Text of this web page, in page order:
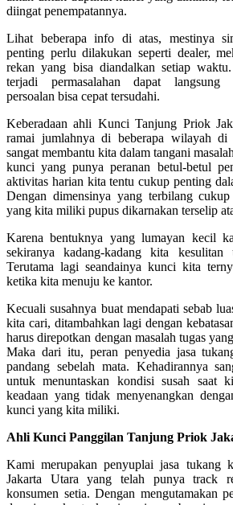
diingat penempatannya.
Lihat beberapa info di atas, mestinya
penting perlu dilakukan seperti dealer,
rekan yang bisa diandalkan setiap
terjadi permasalahan dapat langsung
persoalan bisa cepat tersudahi.
Keberadaan ahli Kunci Tanjung Priok
ramai jumlahnya di beberapa wilayah di
sangat membantu kita dalam tangani
kunci yang punya peranan betul-betul
aktivitas harian kita tentu cukup penting
Dengan dimensinya yang terbilang
yang kita miliki pupus dikarnakan terselip
Karena bentuknya yang lumayan kecil
sekiranya kadang-kadang kita kesulitan
Terutama lagi seandainya kunci kita
ketika kita menuju ke kantor.
Kecuali susahnya buat mendapati sebab
kita cari, ditambahkan lagi dengan
harus direpotkan dengan masalah tugas
Maka dari itu, peran penyedia jasa
pandang sebelah mata. Kehadirannya
untuk menuntaskan kondisi susah saat
keadaan yang tidak menyenangkan
kunci yang kita miliki.
Ahli Kunci Panggilan Tanjung Priok
Kami merupakan penyuplai jasa tukang
Jakarta Utara yang telah punya track
konsumen setia. Dengan mengutamakan